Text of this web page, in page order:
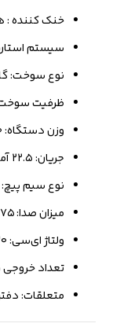
خنک کننده :
سیستم
نوع سوخت:
ظرفیت سوخت: ۱۳.۵
وزن دستگاه: ۱۰۰ کیلوگرم
جریان: ۲۲.۵ آمپر
نوع سیم پیچ: ۱۰۰ درصد مس
میزان صدا: ۷۵ دسی‌بل
ولتاژ ای‌سی: ۲۳۰ ولت
تعداد خروجی
متعلقات: